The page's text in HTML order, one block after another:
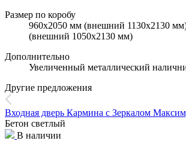
Размер по коробу
960х2050 мм (внешний 1130х2130
(внешний 1050х2130 мм)
Дополнительно
Увеличенный металлический
Другие предложения
Входная дверь Кармина с Зеркалом
Бетон светлый
В наличии